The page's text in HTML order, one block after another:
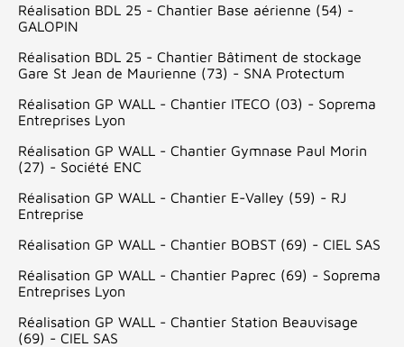
Réalisation BDL 25 - Chantier Base aérienne (54) -
GALOPIN
Réalisation BDL 25 - Chantier Bâtiment de stockage
Gare St Jean de Maurienne (73) - SNA Protectum
Réalisation GP WALL - Chantier ITECO (03) - Soprema
Entreprises Lyon
Réalisation GP WALL - Chantier Gymnase Paul Morin
(27) - Société ENC
Réalisation GP WALL - Chantier E-Valley (59) - RJ
Entreprise
Réalisation GP WALL - Chantier BOBST (69) - CIEL SAS
Réalisation GP WALL - Chantier Paprec (69) - Soprema
Entreprises Lyon
Réalisation GP WALL - Chantier Station Beauvisage
(69) - CIEL SAS